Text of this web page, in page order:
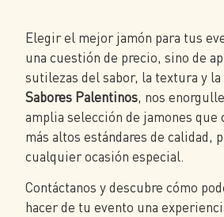
Elegir el mejor jamón para tus
una cuestión de precio, sino de
sutilezas del sabor, la textura y
Sabores Palentinos, nos
amplia selección de jamones que
más altos estándares de calidad,
cualquier ocasión especial.
Contáctanos y descubre cómo
hacer de tu evento una